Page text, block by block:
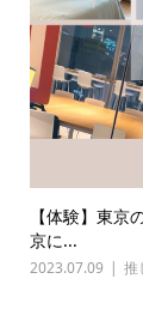
【体験】東
京に...
2023.07.09 推